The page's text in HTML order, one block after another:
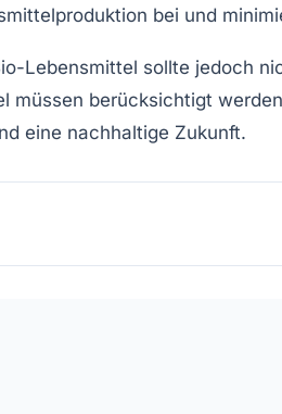
bei und
Lebensmittel sollte jedoch
müssen berücksichtigt
eine nachhaltige Zukunft.